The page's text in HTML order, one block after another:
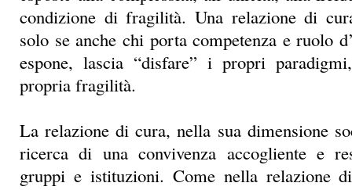
La relazione di cura, nella sua dimensione
ricerca di una convivenza accogliente e
gruppi e istituzioni. Come nella relazione
multiculturale ci si deve confrontare con una
con strategie di evitamento dell’esposizione.
Questa dinamica è particolarmente
soprattutto nei contesti scolastici